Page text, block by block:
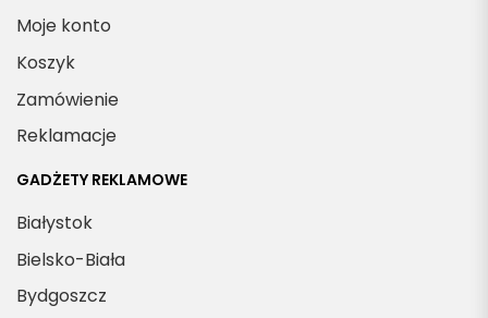
Moje konto
Koszyk
Zamówienie
Reklamacje
GADŻETY REKLAMOWE
Białystok
Bielsko-Biała
Bydgoszcz